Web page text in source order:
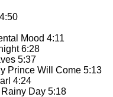
Mood 4:11
6:28
5:37
Prince Will Come 5:13
4:24
Day 5:18